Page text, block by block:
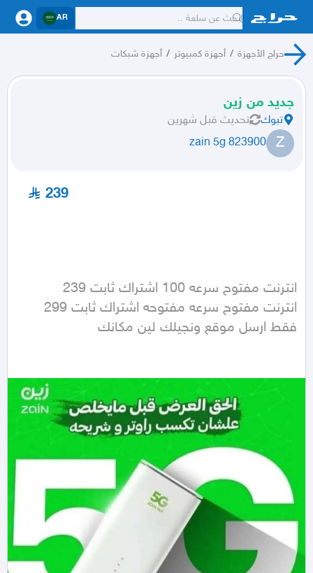
AR
حراج الأجهزة / أجهزة كمبيوتر / أجهزة شبكات
جديد من زين
تبوك تحديث قبل شهرين
Z
zain 5g 823900
239
فقط ارسل موقع ونجيلك لين مكانك